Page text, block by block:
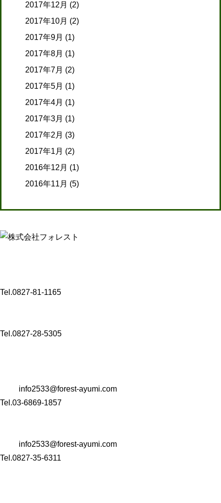
2017年12月 (2)
2017年10月 (2)
2017年9月 (1)
2017年8月 (1)
2017年7月 (2)
2017年5月 (1)
2017年4月 (1)
2017年3月 (1)
2017年2月 (3)
2017年1月 (2)
2016年12月 (1)
2016年11月 (5)
Tel.0827-81-1165
Tel.0827-28-5305
info2533@forest-ayumi.com
Tel.03-6869-1857
info2533@forest-ayumi.com
Tel.0827-35-6311